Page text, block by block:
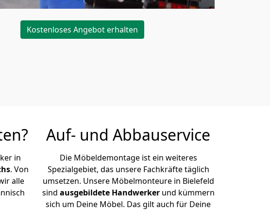
Kostenloses Angebot erhalten
in
. Von
alle
Auf- und Abbauservice
Die Möbeldemontage ist ein weiteres
Spezialgebiet, das unsere Fachkräfte täglich
umsetzen. Unsere Möbelmonteure in Bielefeld
sind ausgebildete Handwerker und kümmern
sich um Deine Möbel. Das gilt auch für Deine